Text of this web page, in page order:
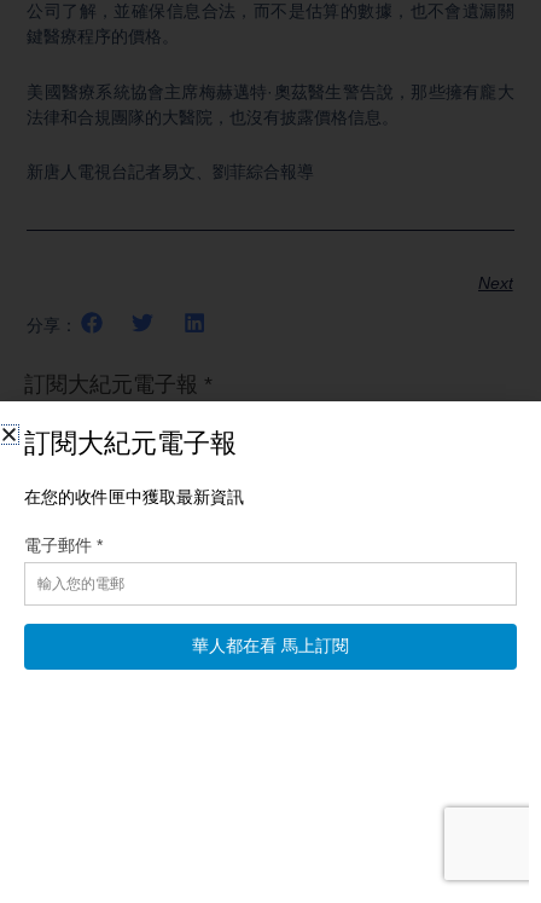
公司了解，並確保信息合法，而不是估算的數據，也不會遺漏關
鍵醫療程序的價格。
美國醫療系統協會主席梅赫邁特·奧茲醫生警告說，那些擁有龐大
法律和合規團隊的大醫院，也沒有披露價格信息。
新唐人電視台記者易文、劉菲綜合報導
Next
分享：